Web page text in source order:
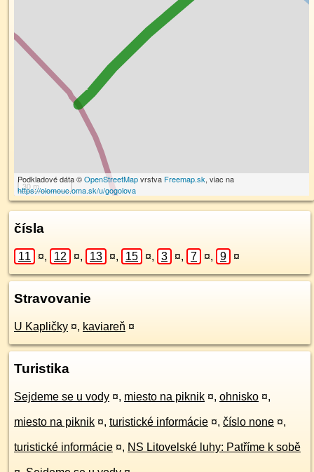
30 m
Podkladové dáta ©OpenStreetMapvrstva Freemap.sk, viac na
https://olomouc.oma.sk/u/gogolova
čísla
11 ¤, 12 ¤, 13 ¤, 15 ¤, 3 ¤, 7 ¤, 9 ¤
Stravovanie
U Kapličky ¤, kaviareň ¤
Turistika
Sejdeme se u vody ¤, miesto na piknik ¤, ohnisko ¤,
miesto na piknik ¤, turistické informácie ¤, číslo none ¤,
turistické informácie ¤, NS Litovelské luhy: Patříme k sobě